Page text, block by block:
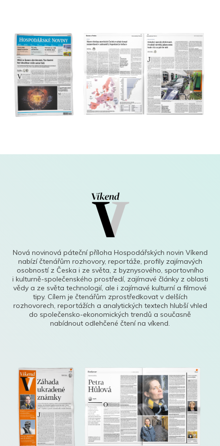
Nová novinová páteční příloha Hospodářských novin Víkend
nabízí čtenářům rozhovory, reportáže, profily zajímavých
osobností z Česka i ze světa, z byznysového, sportovního
i kulturně-společenského prostředí, zajímavé články z oblasti
vědy a ze světa technologií, ale i zajímavé kulturní a filmové
tipy. Cílem je čtenářům zprostředkovat v delších
rozhovorech, reportážích a analytických textech hlubší vhled
do společensko-ekonomických trendů a současně
nabídnout odlehčené čtení na víkend.